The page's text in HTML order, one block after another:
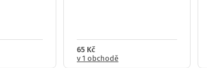
65 Kč
v 1 obchodě